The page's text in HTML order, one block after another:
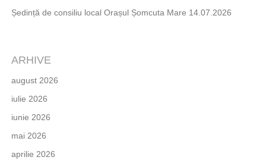
Ședință de consiliu local Orașul Șomcuta Mare 14.07.2026
ARHIVE
august 2026
iulie 2026
iunie 2026
mai 2026
aprilie 2026